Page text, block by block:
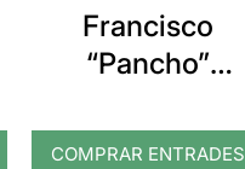
Francisco
“Pancho”
concert
COMPRAR ENTRADES